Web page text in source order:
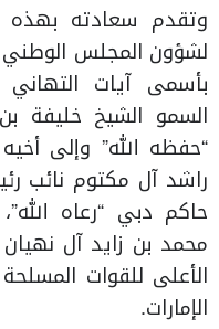
وتقدم سعادته بهذه
لشؤون المجلس الوطني
بأسمى آيات
السمو الشيخ خليفة
“حفظه الله” وإلى
راشد آل مكتوم نائب
حاكم دبي “رعاه
محمد بن زايد آل
الأعلى للقوات
الإمارات.